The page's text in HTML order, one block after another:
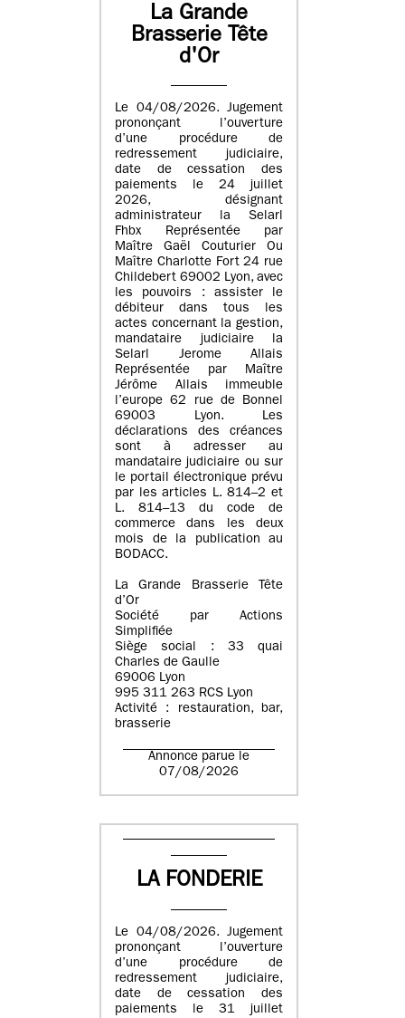
La Grande
Brasserie Tête
d'Or
Le 04/08/2026. Jugement
prononçant l’ouverture
d’une procédure de
redressement judiciaire,
date de cessation des
paiements le 24 juillet
2026, désignant
administrateur la Selarl
Fhbx Représentée par
Maître Gaël Couturier Ou
Maître Charlotte Fort 24 rue
Childebert 69002 Lyon, avec
les pouvoirs : assister le
débiteur dans tous les
actes concernant la gestion,
mandataire judiciaire la
Selarl Jerome Allais
Représentée par Maître
Jérôme Allais immeuble
l’europe 62 rue de Bonnel
69003 Lyon. Les
déclarations des créances
sont à adresser au
mandataire judiciaire ou sur
le portail électronique prévu
par les articles L. 814–2 et
L. 814–13 du code de
commerce dans les deux
mois de la publication au
BODACC.
La Grande Brasserie Tête
d’Or
Société par Actions
Simplifiée
Siège social : 33 quai
Charles de Gaulle
69006 Lyon
995 311 263 RCS Lyon
Activité : restauration, bar,
brasserie
Annonce parue le
07/08/2026
LA FONDERIE
Le 04/08/2026. Jugement
prononçant l’ouverture
d’une procédure de
redressement judiciaire,
date de cessation des
paiements le 31 juillet